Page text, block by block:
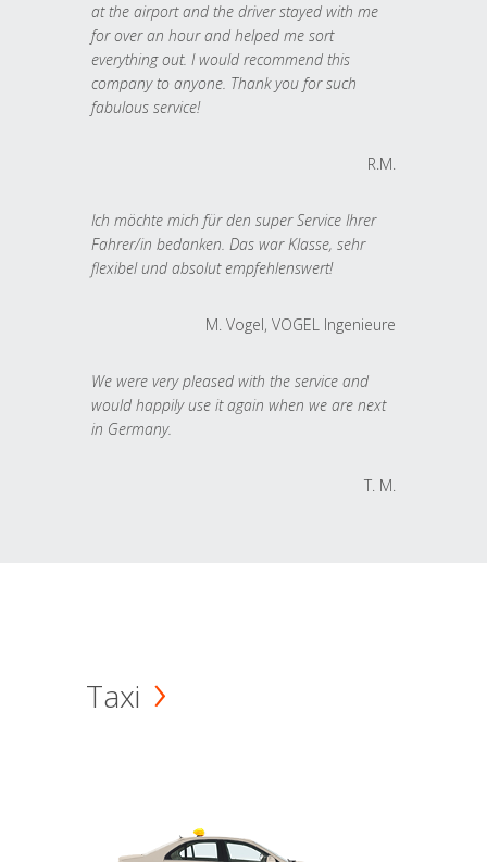
at the airport and the driver stayed with me
for over an hour and helped me sort
everything out. I would recommend this
company to anyone. Thank you for such
fabulous service!
R.M.
Ich möchte mich für den super Service Ihrer
Fahrer/in bedanken. Das war Klasse, sehr
flexibel und absolut empfehlenswert!
M. Vogel, VOGEL Ingenieure
We were very pleased with the service and
would happily use it again when we are next
in Germany.
T. M.
Taxi